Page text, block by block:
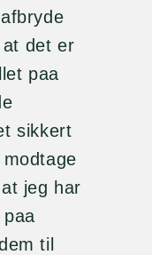
det er
paa
sikkert
jeg har
til